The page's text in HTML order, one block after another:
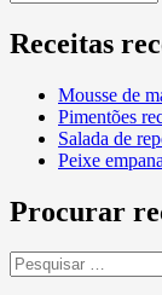
mês
Receitas
Mousse de
Pimentões
Salada de
Peixe
Procurar
Pesquisar
por: